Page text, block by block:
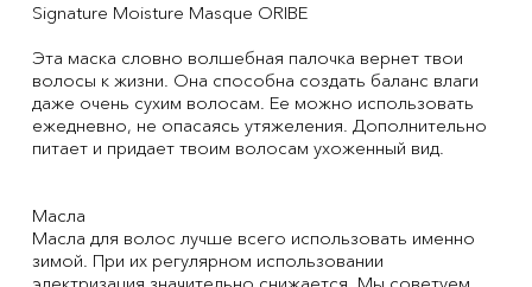
Signature Moisture Masque ORIBE
Эта маска словно волшебная палочка вернет твои
волосы к жизни. Она способна создать баланс влаги
даже очень сухим волосам. Ее можно использовать
ежедневно, не опасаясь утяжеления. Дополнительно
питает и придает твоим волосам ухоженный вид.
Масла
Масла для волос лучше всего использовать именно
зимой. При их регулярном использовании